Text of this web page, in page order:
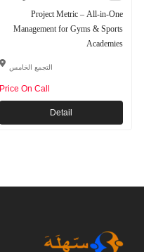
Project Metric – All-in-One
Management for Gyms & Sports
Academies
التجمع الخامس
Price On Call
Detail